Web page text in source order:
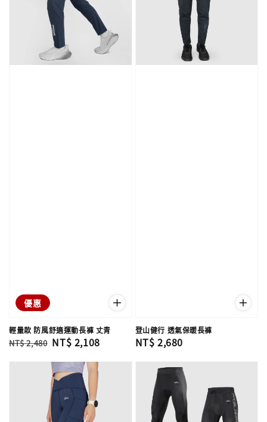
優惠
輕量款 防風舒適運動長褲 丈青
Regular
NT$ 2,480 Sale
NT$ 2,108
登山健行 透氣保暖長褲
Regular
NT$ 2,680